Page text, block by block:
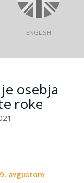
ENGLISH
osebja
roke
avgustom